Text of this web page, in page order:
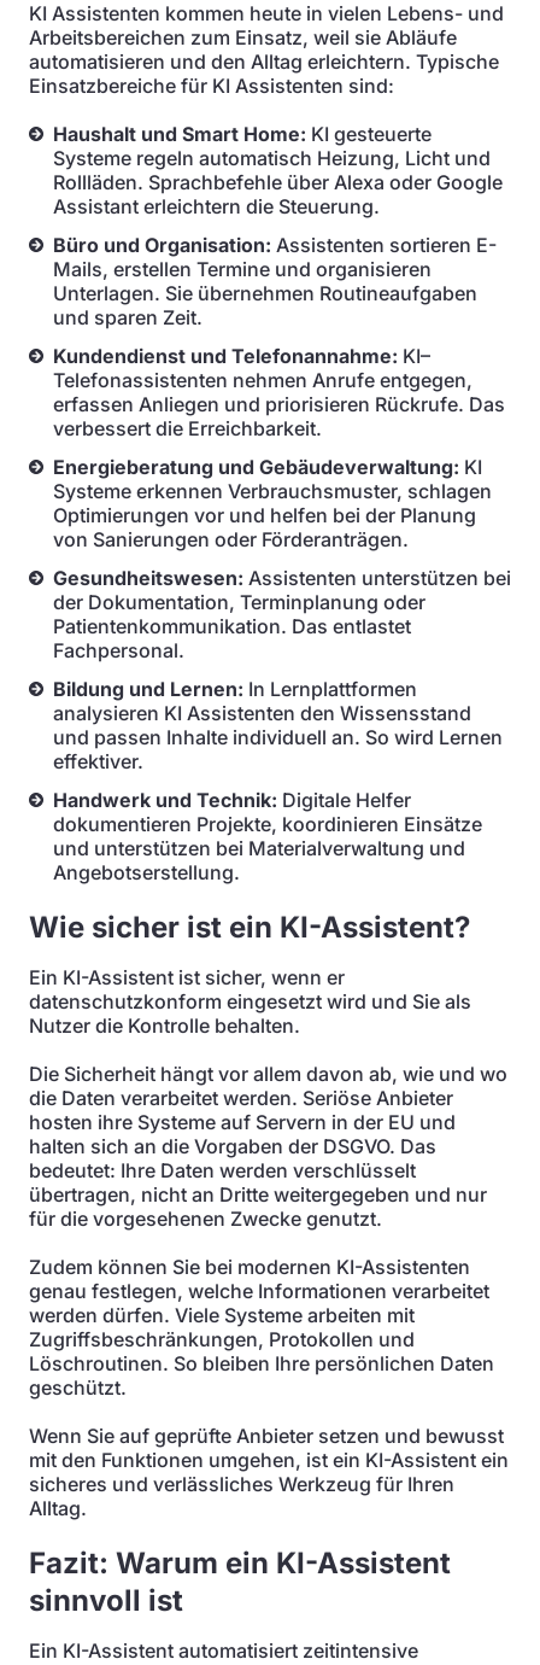
KI Assistenten kommen heute in vielen Lebens- und
Arbeitsbereichen zum Einsatz, weil sie Abläufe
automatisieren und den Alltag erleichtern. Typische
Einsatzbereiche für KI Assistenten sind:
Haushalt und Smart Home: KI gesteuerte
Systeme regeln automatisch Heizung, Licht und
Rollläden. Sprachbefehle über Alexa oder Google
Assistant erleichtern die Steuerung.
Büro und Organisation: Assistenten sortieren E-
Mails, erstellen Termine und organisieren
Unterlagen. Sie übernehmen Routineaufgaben
und sparen Zeit.
Kundendienst und Telefonannahme: KI–
Telefonassistenten nehmen Anrufe entgegen,
erfassen Anliegen und priorisieren Rückrufe. Das
verbessert die Erreichbarkeit.
Energieberatung und Gebäudeverwaltung: KI
Systeme erkennen Verbrauchsmuster, schlagen
Optimierungen vor und helfen bei der Planung
von Sanierungen oder Förderanträgen.
Gesundheitswesen: Assistenten unterstützen bei
der Dokumentation, Terminplanung oder
Patientenkommunikation. Das entlastet
Fachpersonal.
Bildung und Lernen: In Lernplattformen
analysieren KI Assistenten den Wissensstand
und passen Inhalte individuell an. So wird Lernen
effektiver.
Handwerk und Technik: Digitale Helfer
dokumentieren Projekte, koordinieren Einsätze
und unterstützen bei Materialverwaltung und
Angebotserstellung.
Wie sicher ist ein KI-Assistent?
Ein KI-Assistent ist sicher, wenn er
datenschutzkonform eingesetzt wird und Sie als
Nutzer die Kontrolle behalten.
Die Sicherheit hängt vor allem davon ab, wie und wo
die Daten verarbeitet werden. Seriöse Anbieter
hosten ihre Systeme auf Servern in der EU und
halten sich an die Vorgaben der DSGVO. Das
bedeutet: Ihre Daten werden verschlüsselt
übertragen, nicht an Dritte weitergegeben und nur
für die vorgesehenen Zwecke genutzt.
Zudem können Sie bei modernen KI-Assistenten
genau festlegen, welche Informationen verarbeitet
werden dürfen. Viele Systeme arbeiten mit
Zugriffsbeschränkungen, Protokollen und
Löschroutinen. So bleiben Ihre persönlichen Daten
geschützt.
Wenn Sie auf geprüfte Anbieter setzen und bewusst
mit den Funktionen umgehen, ist ein KI-Assistent ein
sicheres und verlässliches Werkzeug für Ihren
Alltag.
Fazit: Warum ein KI-Assistent
sinnvoll ist
Ein KI-Assistent automatisiert zeitintensive